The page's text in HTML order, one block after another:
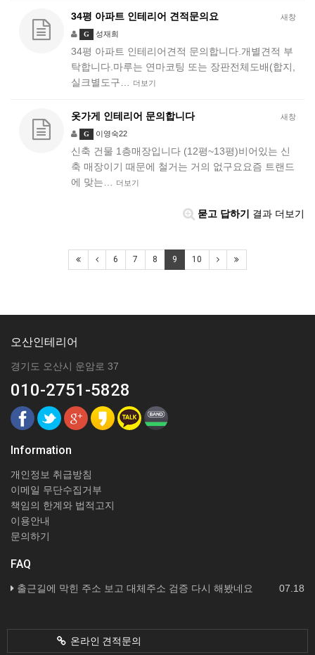
새창
34평 아파트 인테리어 견적문의요
G 성재희
34평 아파트 인테리어견적 문의합니다.개별견적 부
탁합니다.마루는 연마코팅 또는 장판전체도배(합지,
실크별도구…
더보기
새창
옷가게 인테리어 문의합니다
G 이영숙22
신축 건물 1층매장입니다 (12평~13평)비어있는 신
축 매장이기 때문에 철거는 거의 없구요요즘 트랜드
에 맞는…
더보기
묻고 답하기 결과 더보기
6 7 8 9 10
오산인테리어
경기도 오산시 운암로 37
010-2751-5828
Information
개인정보 취급방침
이메일 무단수집거부
책임의 한계와 법적고지
이용안내
문의하기
FAQ
07.18
출근길에 막힌 주소 보고 대체주소 검증 다시 해봤네요
온라인 견적문의